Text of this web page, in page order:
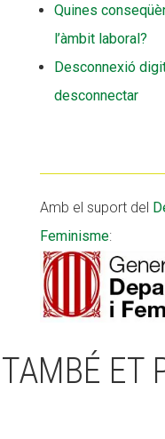
Quines
l’àmbit laboral?
Desconnexió
desconnectar
Amb el suport del
Feminisme:
TAMBÉ ET